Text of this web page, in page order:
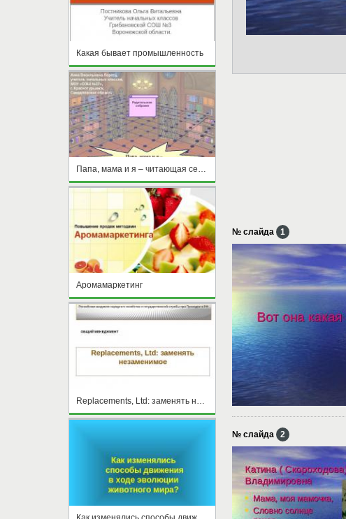
Какая бывает промышленность
Папа, мама и я – читающая семья!
Аромамаркетинг
Replacements, Ltd: заменять незаменимое
№ слайда 1
№ слайда 2